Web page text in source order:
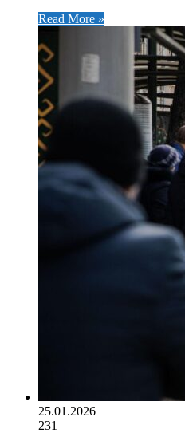
Read More »
25.01.2026
231